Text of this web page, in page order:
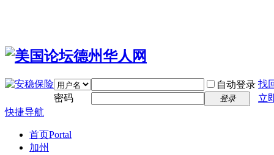
自动登录 找
密码
登录
立
快捷导航
首页Portal
加州